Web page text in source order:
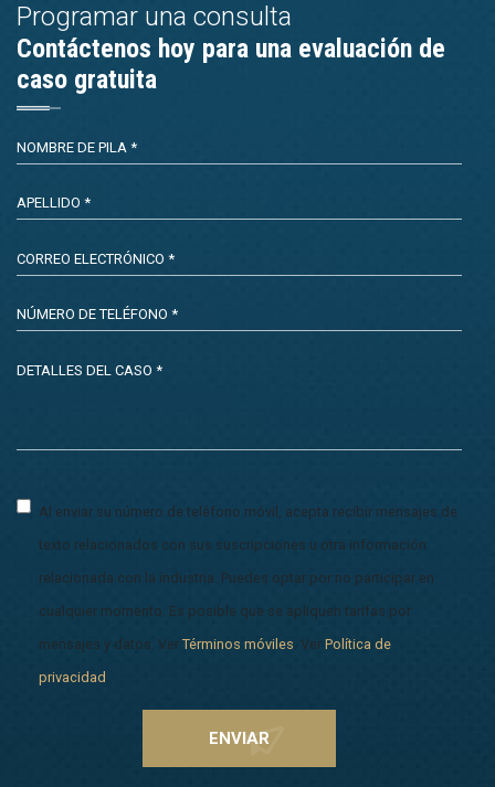
Programar una consulta
Contáctenos hoy para una evaluación de
caso gratuita
Al enviar su número de teléfono móvil, acepta recibir mensajes de
texto relacionados con sus suscripciones u otra información
relacionada con la industria. Puedes optar por no participar en
cualquier momento. Es posible que se apliquen tarifas por
mensajes y datos. Ver Términos móviles . Ver Política de
privacidad